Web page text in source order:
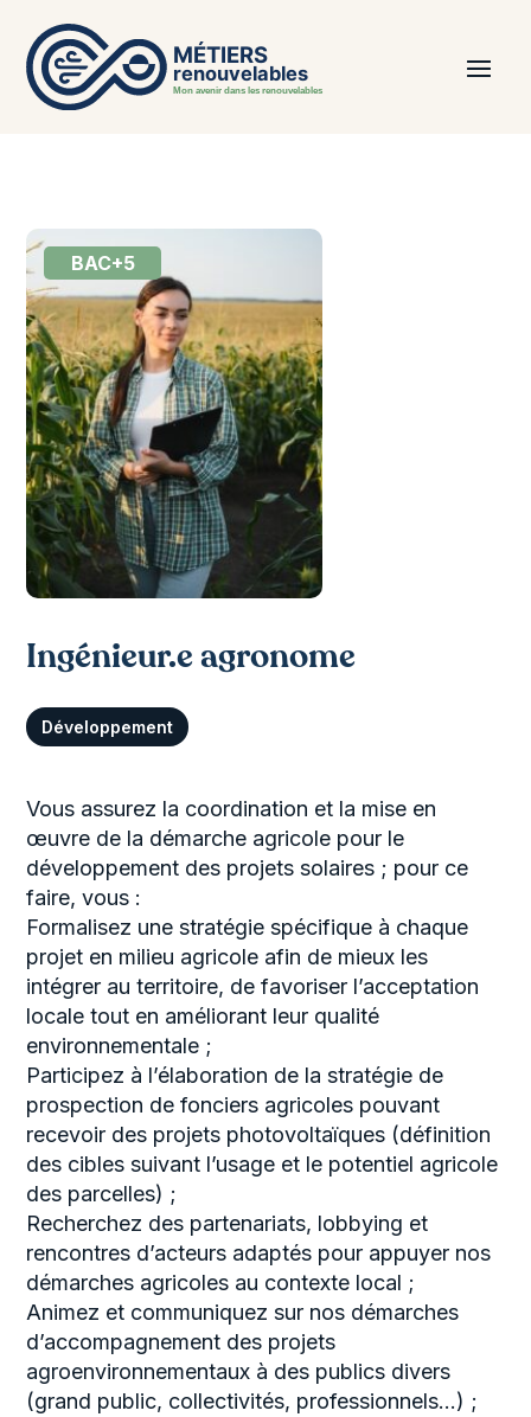
BAC+5
Ingénieur.e agronome
Développement
Vous assurez la coordination et la mise en
œuvre de la démarche agricole pour le
développement des projets solaires ; pour ce
faire, vous :
Formalisez une stratégie spécifique à chaque
projet en milieu agricole afin de mieux les
intégrer au territoire, de favoriser l’acceptation
locale tout en améliorant leur qualité
environnementale ;
Participez à l’élaboration de la stratégie de
prospection de fonciers agricoles pouvant
recevoir des projets photovoltaïques (définition
des cibles suivant l’usage et le potentiel agricole
des parcelles) ;
Recherchez des partenariats, lobbying et
rencontres d’acteurs adaptés pour appuyer nos
démarches agricoles au contexte local ;
Animez et communiquez sur nos démarches
d’accompagnement des projets
agroenvironnementaux à des publics divers
(grand public, collectivités, professionnels…) ;